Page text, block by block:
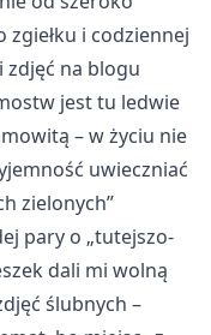
i codziennej
zdjęć na blogu
jest tu ledwie
– w życiu nie
uwieczniać
zielonych”
pary o „tutejszo-
dali mi wolną
ślubnych –